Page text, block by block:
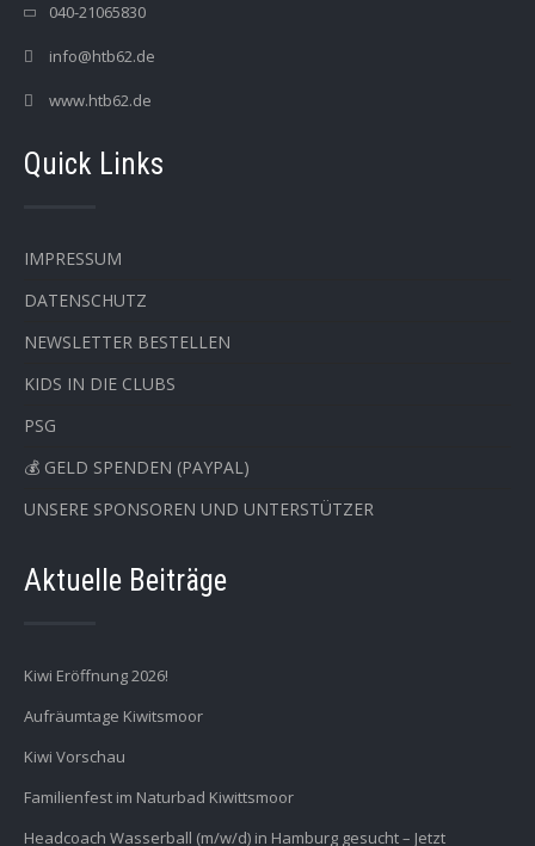
040-21065830
info@htb62.de
www.htb62.de
Quick Links
IMPRESSUM
DATENSCHUTZ
NEWSLETTER BESTELLEN
KIDS IN DIE CLUBS
PSG
💰 GELD SPENDEN (PAYPAL)
UNSERE SPONSOREN UND UNTERSTÜTZER
Aktuelle Beiträge
Kiwi Eröffnung 2026!
Aufräumtage Kiwitsmoor
Kiwi Vorschau
Familienfest im Naturbad Kiwittsmoor
Headcoach Wasserball (m/w/d) in Hamburg gesucht – Jetzt